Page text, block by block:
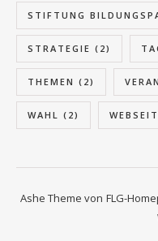
STIFTUNG
STRATEGIE (2)
THEMEN (2)
WAHL (2)
FLG-
Ashe Theme von